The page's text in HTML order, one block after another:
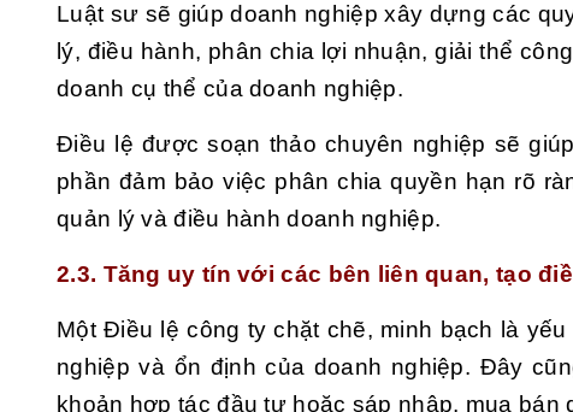
Luật sư sẽ giúp doanh nghiệp xây dựng các
lý, điều hành, phân chia lợi nhuận, giải thể
doanh cụ thể của doanh nghiệp.
Điều lệ được soạn thảo chuyên nghiệp sẽ
phần đảm bảo việc phân chia quyền hạn rõ
quản lý và điều hành doanh nghiệp.
2.3. Tăng uy tín với các bên liên quan, tạo
Một Điều lệ công ty chặt chẽ, minh bạch là
nghiệp và ổn định của doanh nghiệp. Đây
khoản hợp tác đầu tư hoặc sáp nhập, mua bán